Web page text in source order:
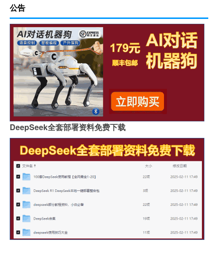
公告
DeepSeek全套部署资料免费下载